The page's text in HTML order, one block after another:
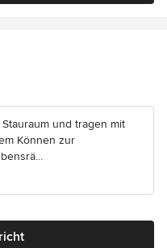
5 Sternen
und tragen mit
Können zur